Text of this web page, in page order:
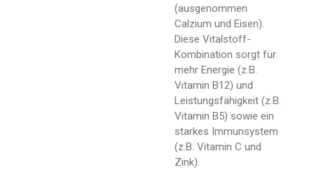
(ausgenommen
Calzium und Eisen).
Diese Vitalstoff-
Kombination sorgt für
mehr Energie (z.B.
Vitamin B12) und
Leistungsfähigkeit (z.B.
Vitamin B5) sowie ein
starkes Immunsystem
(z.B. Vitamin C und
Zink).